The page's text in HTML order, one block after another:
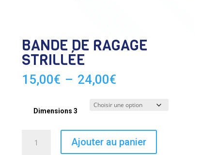
BANDE DE RAGAGE
STRILLÉE
15,00€ – 24,00€Plage
prix :
15,00€
24,00€
Dimensions 3
Ajouter au panier